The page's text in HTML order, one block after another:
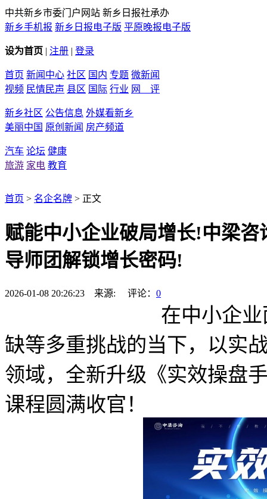
中共新乡市委门户网站 新乡日报社承办
新乡手机报 新乡日报电子版 平原晚报电子版
设为首页 | 注册 | 登录
首页 新闻中心 社区 国内 专题 微新闻
视频 民情民声 县区 国际 行业 网 评
新乡社区 公告信息 外媒看新乡
美丽中国 原创新闻 房产频道
汽车 论坛 健康
旅游 家电 教育
首页 > 名企名牌 > 正文
赋能中小企业破局增长!中梁
导师团解锁增长密码!
2026-01-08 20:26:23 来源: 评论： 0
在中小企
缺等多重挑战的当下，以实
领域，全新升级《实效操盘
课程圆满收官！